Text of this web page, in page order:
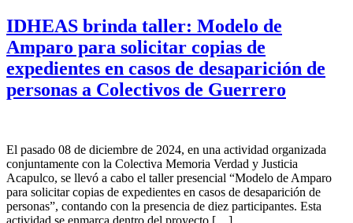
IDHEAS brinda taller: Modelo de
Amparo para solicitar copias de
expedientes en casos de desaparición de
personas a Colectivos de Guerrero
El pasado 08 de diciembre de 2024, en una actividad organizada
conjuntamente con la Colectiva Memoria Verdad y Justicia
Acapulco, se llevó a cabo el taller presencial “Modelo de Amparo
para solicitar copias de expedientes en casos de desaparición de
personas”, contando con la presencia de diez participantes. Esta
actividad se enmarca dentro del proyecto […]